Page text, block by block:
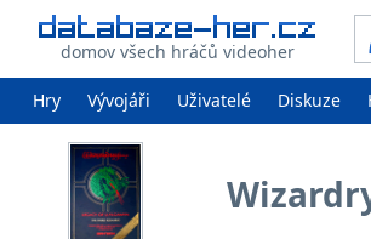
domov všech hráčů videoher
Hry Vývojáři Uživatelé Diskuze